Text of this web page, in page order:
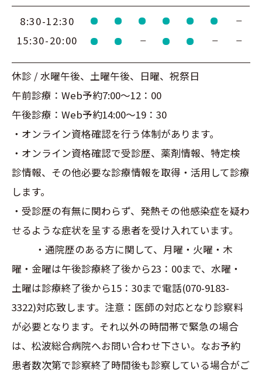
8:30-12:30
15:30-20:00
休診 / 水曜午後、土曜午後、日曜、祝祭日
午前診療：Web予約7:00～12：00
午後診療：Web予約14:00～19：30
・オンライン資格確認を行う体制があります。
・オンライン資格確認で受診歴、薬剤情報、特定検
診情報、その他必要な診療情報を取得・活用して診療
します。
・受診歴の有無に関わらず、発熱その他感染症を疑わ
せるような症状を呈する患者を受け入れています。
・通院歴のある方に関して、月曜・火曜・木
曜・金曜は午後診療終了後から23：00まで、水曜・
土曜は診療終了後から15：30まで電話(070-9183-
3322)対応致します。注意：医師の対応となり診察料
が必要となります。それ以外の時間帯で緊急の場合
は、松波総合病院へお問い合わせ下さい。なお予約
患者数次第で診察終了時間後も診察している場合がご